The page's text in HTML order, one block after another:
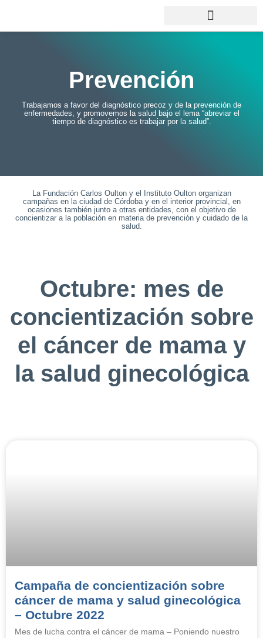
Prevención
Trabajamos a favor del diagnóstico precoz y de la prevención de
enfermedades, y promovemos la salud bajo el lema “abreviar el
tiempo de diagnóstico es trabajar por la salud”.
La Fundación Carlos Oulton y el Instituto Oulton organizan
campañas en la ciudad de Córdoba y en el interior provincial, en
ocasiones también junto a otras entidades, con el objetivo de
concientizar a la población en materia de prevención y cuidado de la
salud.
Octubre: mes de
concientización sobre
el cáncer de mama y
la salud ginecológica
Campaña de concientización sobre
cáncer de mama y salud ginecológica
– Octubre 2022
Mes de lucha contra el cáncer de mama – Poniendo nuestro